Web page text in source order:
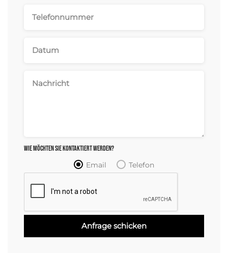
Wie möchten Sie kontaktiert werden?
Email Telefon